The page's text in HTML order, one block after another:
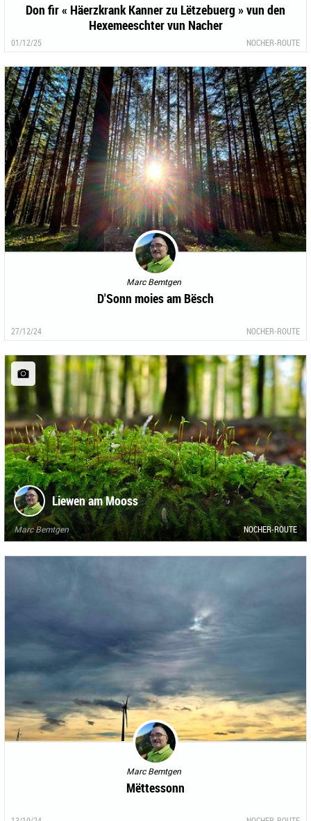
Don fir « Häerzkrank Kanner zu Lëtzebuerg » vun den
Hexemeeschter vun Nacher
01/12/25 NOCHER-ROUTE
Marc Bemtgen
D'Sonn moies am Bësch
27/12/24 NOCHER-ROUTE
Liewen am Mooss
Marc Bemtgen NOCHER-ROUTE
Marc Bemtgen
Mëttessonn